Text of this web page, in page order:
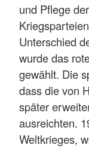
und Pflege
Unterschied
wurde das
gewählt. Die
dass die von
später
ausreichten.
Weltkrieges,